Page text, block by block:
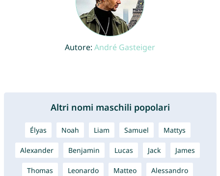
Autore: André Gasteiger
Altri nomi maschili popolari
Élyas Noah Liam Samuel Mattys
Alexander Benjamin Lucas Jack James
Thomas Leonardo Matteo Alessandro